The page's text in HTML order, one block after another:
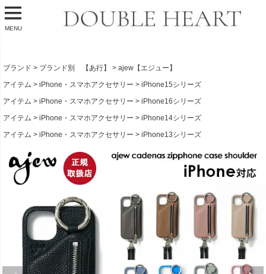
MENU
ブランド ブランド別 【あ行】
ajew【エジュー】
アイテム
iPhone・スマホアクセサリー
iPhone15シリーズ
アイテム
iPhone・スマホアクセサリー
iPhone16シリーズ
アイテム
iPhone・スマホアクセサリー
iPhone14シリーズ
アイテム
iPhone・スマホアクセサリー iPhone13シリーズ